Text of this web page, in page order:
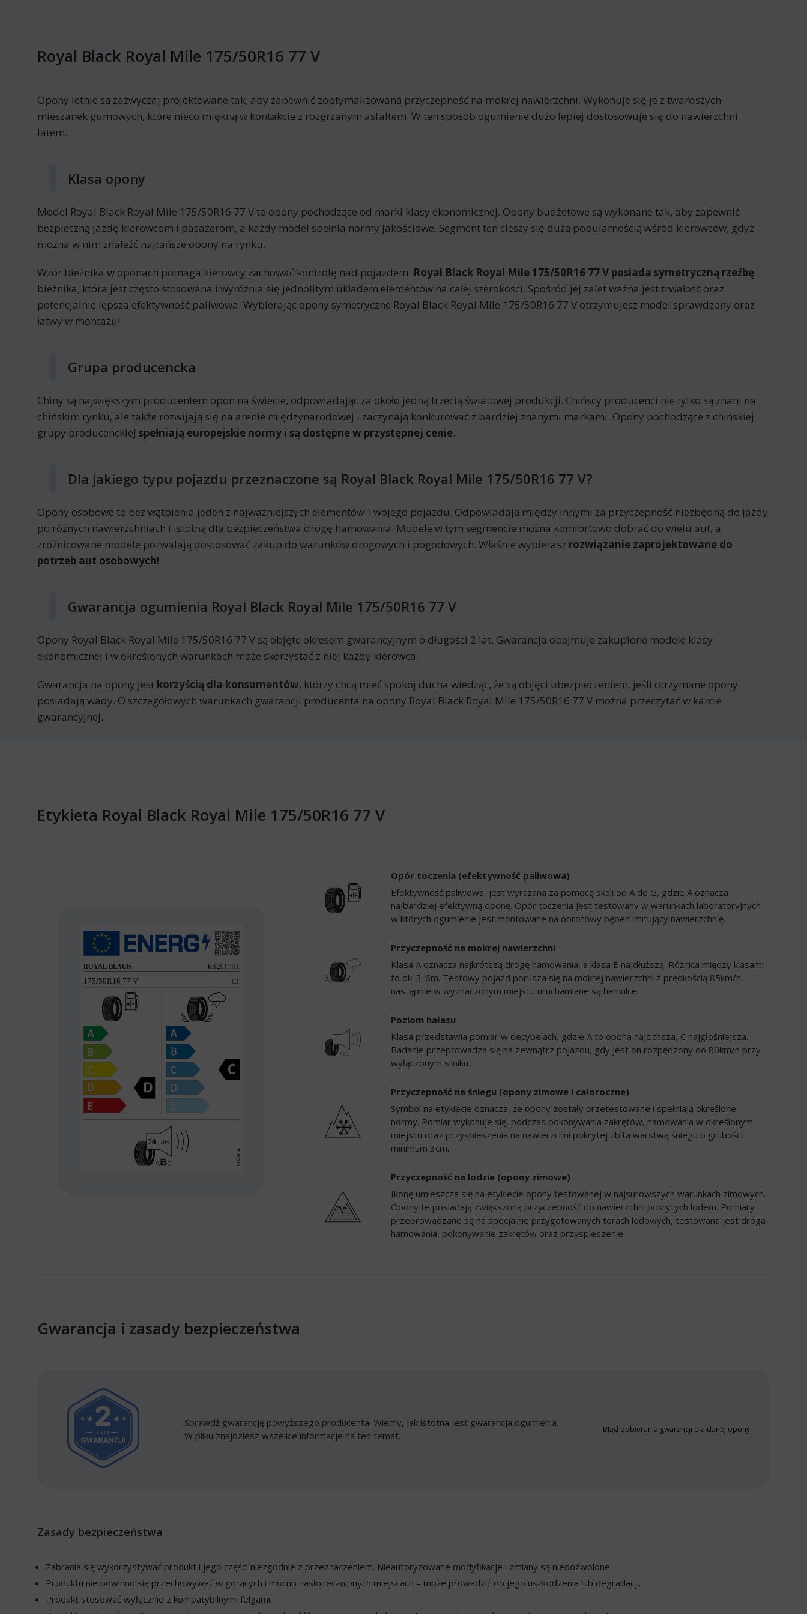
Royal Black Royal Mile 175/50R16 77 V
Opony letnie są zazwyczaj projektowane tak, aby zapewnić zoptymalizowaną przyczepność na mokrej nawierzchni. Wykonuje się je z twardszych
mieszanek gumowych, które nieco miękną w kontakcie z rozgrzanym asfaltem. W ten sposób ogumienie dużo lepiej dostosowuje się do nawierzchni
latem.
Klasa opony
Model Royal Black Royal Mile 175/50R16 77 V to opony pochodzące od marki klasy ekonomicznej. Opony budżetowe są wykonane tak, aby zapewnić
bezpieczną jazdę kierowcom i pasażerom, a każdy model spełnia normy jakościowe. Segment ten cieszy się dużą popularnością wśród kierowców, gdyż
można w nim znaleźć najtańsze opony na rynku.
Wzór bieżnika w oponach pomaga kierowcy zachować kontrolę nad pojazdem. Royal Black Royal Mile 175/50R16 77 V posiada symetryczną rzeźbę
bieżnika, która jest często stosowana i wyróżnia się jednolitym układem elementów na całej szerokości. Spośród jej zalet ważna jest trwałość oraz
potencjalnie lepsza efektywność paliwowa. Wybierając opony symetryczne Royal Black Royal Mile 175/50R16 77 V otrzymujesz model sprawdzony oraz
łatwy w montażu!
Grupa producencka
Chiny są największym producentem opon na świecie, odpowiadając za około jedną trzecią światowej produkcji. Chińscy producenci nie tylko są znani na
chińskim rynku, ale także rozwijają się na arenie międzynarodowej i zaczynają konkurować z bardziej znanymi markami. Opony pochodzące z chińskiej
grupy producenckiej spełniają europejskie normy i są dostępne w przystępnej cenie.
Dla jakiego typu pojazdu przeznaczone są Royal Black Royal Mile 175/50R16 77 V?
Opony osobowe to bez wątpienia jeden z najważniejszych elementów Twojego pojazdu. Odpowiadają między innymi za przyczepność niezbędną do jazdy
po różnych nawierzchniach i istotną dla bezpieczeństwa drogę hamowania. Modele w tym segmencie można komfortowo dobrać do wielu aut, a
zróżnicowane modele pozwalają dostosować zakup do warunków drogowych i pogodowych. Właśnie wybierasz rozwiązanie zaprojektowane do
potrzeb aut osobowych!
Gwarancja ogumienia Royal Black Royal Mile 175/50R16 77 V
Opony Royal Black Royal Mile 175/50R16 77 V są objęte okresem gwarancyjnym o długości 2 lat. Gwarancja obejmuje zakupione modele klasy
ekonomicznej i w określonych warunkach może skorzystać z niej każdy kierowca.
Gwarancja na opony jest korzyścią dla konsumentów, którzy chcą mieć spokój ducha wiedząc, że są objęci ubezpieczeniem, jeśli otrzymane opony
posiadają wady. O szczegółowych warunkach gwarancji producenta na opony Royal Black Royal Mile 175/50R16 77 V można przeczytać w karcie
gwarancyjnej.
Etykieta Royal Black Royal Mile 175/50R16 77 V
Opór toczenia (efektywność paliwowa)
Efektywność paliwowa, jest wyrażana za pomocą skali od A do G, gdzie A oznacza
najbardziej efektywną oponę. Opór toczenia jest testowany w warunkach laboratoryjnych
w których ogumienie jest montowane na obrotowy bęben imitujący nawierzchnię.
Przyczepność na mokrej nawierzchni
Klasa A oznacza najkrótszą drogę hamowania, a klasa E najdłuższą. Różnica między klasami
to ok. 3-6m. Testowy pojazd porusza się na mokrej nawierzchni z prędkością 85km/h,
następnie w wyznaczonym miejscu uruchamiane są hamulce.
Poziom hałasu
Klasa przedstawia pomiar w decybelach, gdzie A to opona najcichsza, C najgłośniejsza.
Badanie przeprowadza się na zewnątrz pojazdu, gdy jest on rozpędzony do 80km/h przy
wyłączonym silniku.
Przyczepność na śniegu (opony zimowe i całoroczne)
Symbol na etykiecie oznacza, że opony zostały przetestowane i spełniają określone
normy. Pomiar wykonuje się, podczas pokonywania zakrętów, hamowania w określonym
miejscu oraz przyspieszenia na nawierzchni pokrytej ubitą warstwą śniegu o grubości
minimum 3cm.
Przyczepność na lodzie (opony zimowe)
Ikonę umieszcza się na etykiecie opony testowanej w najsurowszych warunkach zimowych.
Opony te posiadają zwiększoną przyczepność do nawierzchni pokrytych lodem. Pomiary
przeprowadzane są na specjalnie przygotowanych torach lodowych, testowana jest droga
hamowania, pokonywanie zakrętów oraz przyspieszenie.
Gwarancja i zasady bezpieczeństwa
Sprawdź gwarancję powyższego producenta! Wiemy, jak istotna jest gwarancja ogumienia.
W pliku znajdziesz wszelkie informacje na ten temat.
Błąd pobierania gwarancji dla danej opony.
Zasady bezpieczeństwa
Zabrania się wykorzystywać produkt i jego części niezgodnie z przeznaczeniem. Nieautoryzowane modyfikacje i zmiany są niedozwolone.
Produktu nie powinno się przechowywać w gorących i mocno nasłonecznionych miejscach – może prowadzić do jego uszkodzenia lub degradacji.
Produkt stosować wyłącznie z kompatybilnymi felgami.